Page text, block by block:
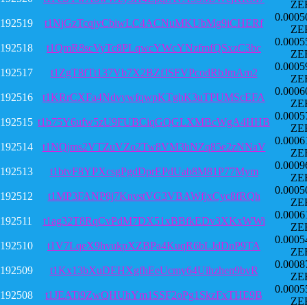
192519
t1NjGzTcqjyCbiwLC4ACNuMKUbMg9iCHERf
192518
t1QmR8scVyTc8PLqwcYWcYNzfmfQSxzC3bc
192517
t1ZgT8fTt137Vb7X2BZfJSFVPcodRbJmAm2
192516
t1KRrCXFa4NdvywfqwpKTghK3uTPUMScEFA
192515 t1b75Y6ufw5zU9FUBCiqGQGLXMBcWgA4HHB
192514
t1NQjms2VTZuVZo2Tw8VM3hNZq85e2zNNaV
192513
t1btvF8YPXcsgPgdDprEPdUab8M81P77Mym
192512
t1MP3FANP8j7KnvstVG3VBAWfjxCyc8fRQh
192511
t1ag32T8RqCvPdM7DX51xBBfkEDv3XKxWWi
192510
t1V7LqeX9hvukpXZBPa4KuqR6bLJdDnP9TA
192509
t1Kx13bXuDEHXgfhEeUcmy64Uihzhen9bvR
192508
t1JEATi9ZwQHUhYm1SSF2oPg1SkzFxTHE9B